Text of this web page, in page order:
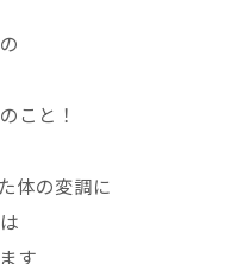
こと！
体の変調に
す